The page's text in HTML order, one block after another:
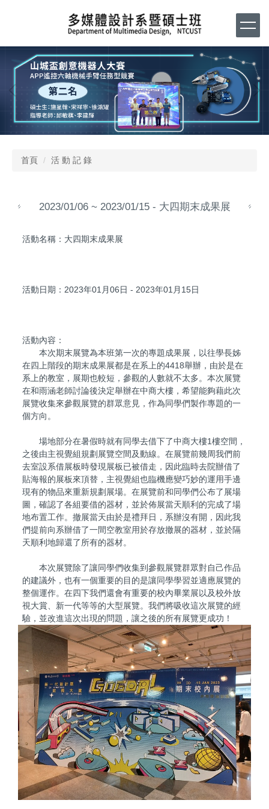
要
區
首頁 活 動 記 錄
2023/01/06 ~ 2023/01/15 - 大四期末成果展
活動名稱：大四期末成果展
活動日期：2023年01月06日 - 2023年01月15日
活動內容：
本次期末展覽為本班第一次的專題成果展，以往學長姊
在四上階段的期末成果展都是在系上的4418舉辦，由於是在
系上的教室，展期也較短，參觀的人數就不太多。本次展覽
在和雨涵老師討論後決定舉辦在中商大樓，希望能夠藉此次
展覽收集來參觀展覽的群眾意見，作為同學們製作專題的一
個方向。
場地部分在暑假時就有同學去借下了中商大樓1樓空間，
之後由主視覺組規劃展覽空間及動線。在展覽前幾周我們前
去室設系借展板時發現展板已被借走，因此臨時去院辦借了
貼海報的展板來頂替，主視覺組也臨機應變巧妙的運用手邊
現有的物品來重新規劃展場。在展覽前和同學們公布了展場
圖，確認了各組要借的器材，並於佈展當天順利的完成了場
地布置工作。撤展當天由於是禮拜日，系辦沒有開，因此我
們提前向系辦借了一間空教室用於存放撤展的器材，並於隔
天順利地歸還了所有的器材。
本次展覽除了讓同學們收集到參觀展覽群眾對自己作品
的建議外，也有一個重要的目的是讓同學學習並適應展覽的
整個運作。在四下我們還會有重要的校內畢業展以及校外放
視大賞、新一代等等的大型展覽。我們將吸收這次展覽的經
驗，並改進這次出現的問題，讓之後的所有展覽更成功！